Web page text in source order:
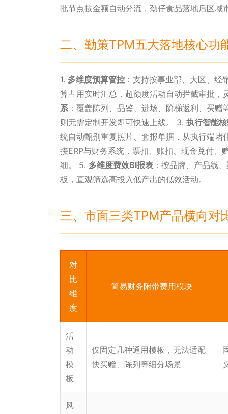
批节点按金额自动分流，劲仔食品落地后区域
二、勤策TPM五大落地核心功
1. 多维度预算管控 ：支持按事业部、大区、
算占用实时汇总，超额度活动自动拦截审批，
系：覆盖陈列、品鉴、进场、阶梯返利、买
则无需定制开发即可快速上线。 3. 执行智能
统自动甄别重复照片、套报单据，从执行端堵
接ERP与财务系统，票扣、账扣、现金兑付
细。 5. 多维度费效BI报表 ：按品牌、产品线
板，直观筛选高投入低产出的低效活动。
三、市面三类TPM产品横向对
对
比
维
度
简易财务附带费用模块
活
动
模
板
仅固定几种通用模板，无法适配
快买赠、陈列等细分场景
风